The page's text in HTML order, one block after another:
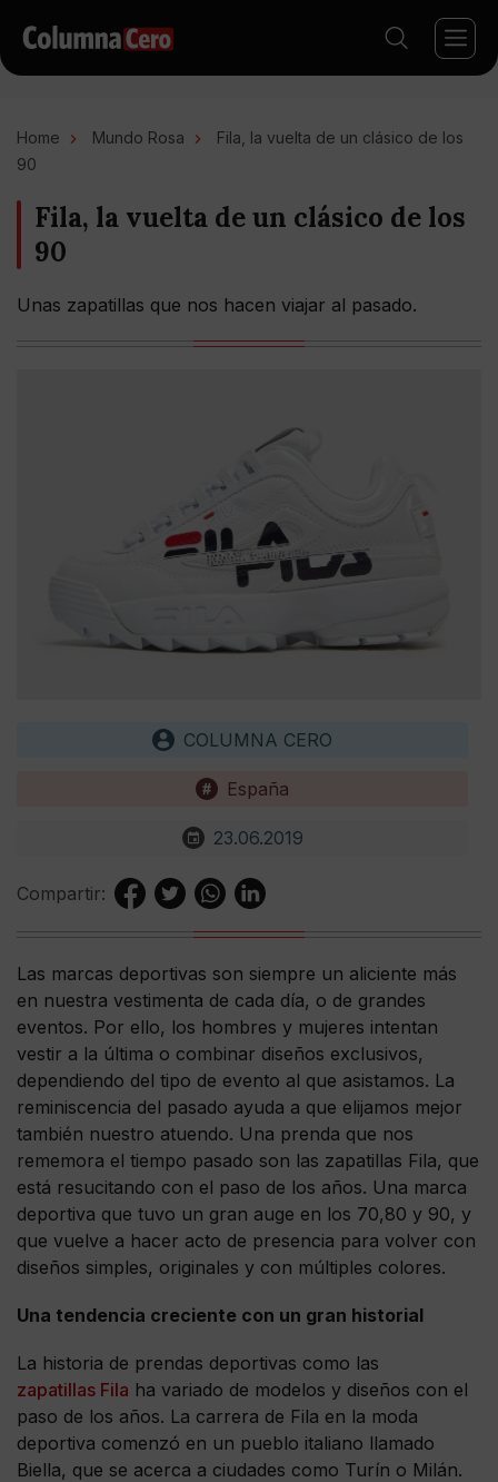
Home Mundo Rosa
Fila, la vuelta de un clásico de los
90
Fila, la vuelta de un clásico de los
90
Unas zapatillas que nos hacen viajar al pasado.
COLUMNA CERO
España
23.06.2019
Compartir:
Las marcas deportivas son siempre un aliciente más
en nuestra vestimenta de cada día, o de grandes
eventos. Por ello, los hombres y mujeres intentan
vestir a la última o combinar diseños exclusivos,
dependiendo del tipo de evento al que asistamos. La
reminiscencia del pasado ayuda a que elijamos mejor
también nuestro atuendo. Una prenda que nos
rememora el tiempo pasado son las zapatillas Fila, que
está resucitando con el paso de los años. Una marca
deportiva que tuvo un gran auge en los 70,80 y 90, y
que vuelve a hacer acto de presencia para volver con
diseños simples, originales y con múltiples colores.
Una tendencia creciente con un gran historial
La historia de prendas deportivas como las
zapatillas Fila ha variado de modelos y diseños con el
paso de los años. La carrera de Fila en la moda
deportiva comenzó en un pueblo italiano llamado
Biella, que se acerca a ciudades como Turín o Milán.